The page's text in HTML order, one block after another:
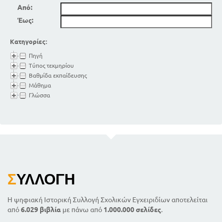
Από:
Έως:
Κατηγορίες:
Πηγή
Τύπος τεκμηρίου
Βαθμίδα εκπαίδευσης
Μάθημα
Γλώσσα
ΣΥΛΛΟΓΉ
Η ψηφιακή Ιστορική Συλλογή Σχολικών Εγχειριδίων αποτελείται
από6.029 βιβλία με πάνω από 1.000.000 σελίδες.